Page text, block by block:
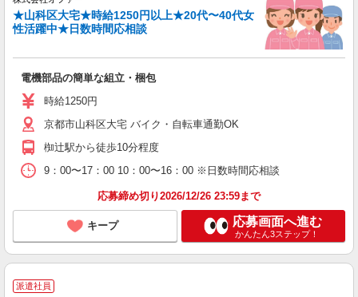
★山科区大宅★時給1250円以上★20代〜40代女
性活躍中★日数時間応相談
電機部品の簡単な組立・梱包
時給1250円
京都市山科区大宅 バイク・自転車通勤OK
椥辻駅から徒歩10分程度
9：00〜17：00 10：00〜16：00 ※日数時間応相談
応募締め切り2026/12/26 23:59まで
キープ 応募画面へ進む
かんたん3ステップ！
派遣社員